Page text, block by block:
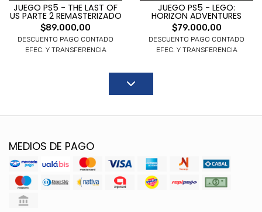
JUEGO PS5 - THE LAST OF
US PARTE 2 REMASTERIZADO
$89.000,00
DESCUENTO PAGO CONTADO
EFEC. Y TRANSFERENCIA
JUEGO PS5 - LEGO:
HORIZON ADVENTURES
$79.000,00
DESCUENTO PAGO CONTADO
EFEC. Y TRANSFERENCIA
MEDIOS DE PAGO